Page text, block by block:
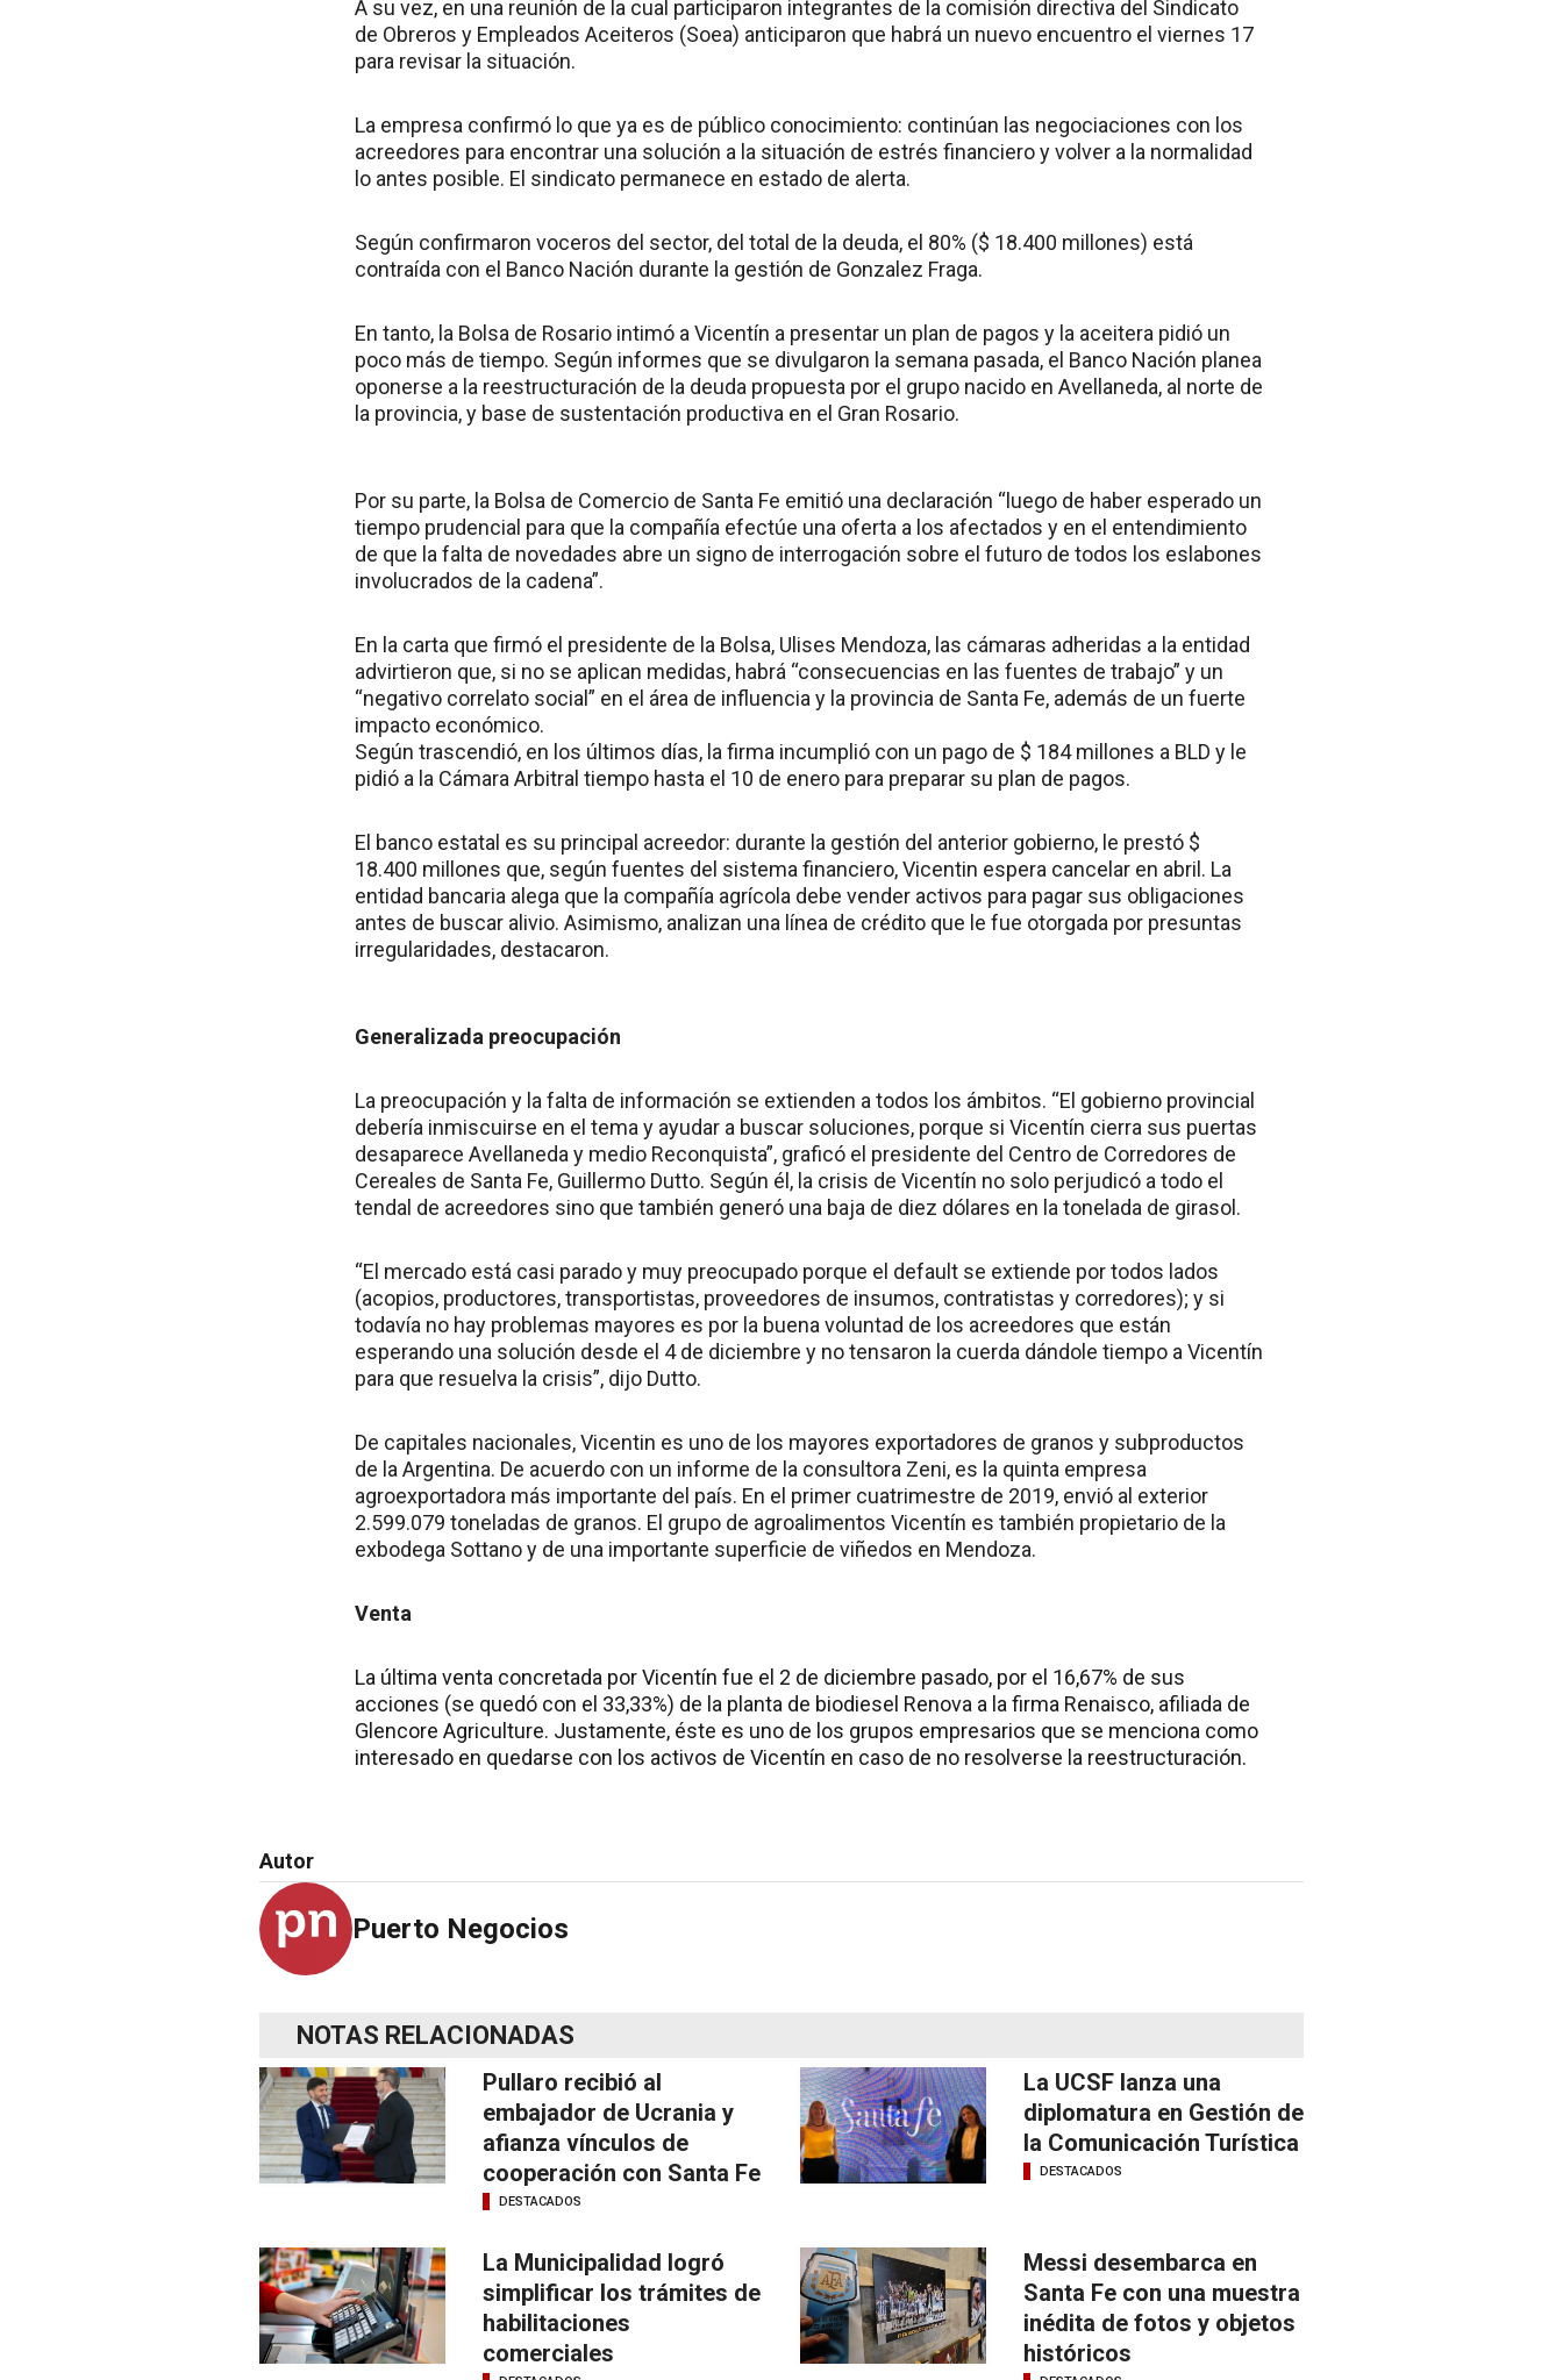
A su vez, en una reunión de la cual participaron integrantes de la comisión directiva del Sindicato
de Obreros y Empleados Aceiteros (Soea) anticiparon que habrá un nuevo encuentro el viernes 17
para revisar la situación.
La empresa confirmó lo que ya es de público conocimiento: continúan las negociaciones con los
acreedores para encontrar una solución a la situación de estrés financiero y volver a la normalidad
lo antes posible. El sindicato permanece en estado de alerta.
Según confirmaron voceros del sector, del total de la deuda, el 80% ($ 18.400 millones) está
contraída con el Banco Nación durante la gestión de Gonzalez Fraga.
En tanto, la Bolsa de Rosario intimó a Vicentín a presentar un plan de pagos y la aceitera pidió un
poco más de tiempo. Según informes que se divulgaron la semana pasada, el Banco Nación planea
oponerse a la reestructuración de la deuda propuesta por el grupo nacido en Avellaneda, al norte de
la provincia, y base de sustentación productiva en el Gran Rosario.
Por su parte, la Bolsa de Comercio de Santa Fe emitió una declaración “luego de haber esperado un
tiempo prudencial para que la compañía efectúe una oferta a los afectados y en el entendimiento
de que la falta de novedades abre un signo de interrogación sobre el futuro de todos los eslabones
involucrados de la cadena”.
En la carta que firmó el presidente de la Bolsa, Ulises Mendoza, las cámaras adheridas a la entidad
advirtieron que, si no se aplican medidas, habrá “consecuencias en las fuentes de trabajo” y un
“negativo correlato social” en el área de influencia y la provincia de Santa Fe, además de un fuerte
impacto económico.
Según trascendió, en los últimos días, la firma incumplió con un pago de $ 184 millones a BLD y le
pidió a la Cámara Arbitral tiempo hasta el 10 de enero para preparar su plan de pagos.
El banco estatal es su principal acreedor: durante la gestión del anterior gobierno, le prestó $
18.400 millones que, según fuentes del sistema financiero, Vicentin espera cancelar en abril. La
entidad bancaria alega que la compañía agrícola debe vender activos para pagar sus obligaciones
antes de buscar alivio. Asimismo, analizan una línea de crédito que le fue otorgada por presuntas
irregularidades, destacaron.
Generalizada preocupación
La preocupación y la falta de información se extienden a todos los ámbitos. “El gobierno provincial
debería inmiscuirse en el tema y ayudar a buscar soluciones, porque si Vicentín cierra sus puertas
desaparece Avellaneda y medio Reconquista”, graficó el presidente del Centro de Corredores de
Cereales de Santa Fe, Guillermo Dutto. Según él, la crisis de Vicentín no solo perjudicó a todo el
tendal de acreedores sino que también generó una baja de diez dólares en la tonelada de girasol.
“El mercado está casi parado y muy preocupado porque el default se extiende por todos lados
(acopios, productores, transportistas, proveedores de insumos, contratistas y corredores); y si
todavía no hay problemas mayores es por la buena voluntad de los acreedores que están
esperando una solución desde el 4 de diciembre y no tensaron la cuerda dándole tiempo a Vicentín
para que resuelva la crisis”, dijo Dutto.
De capitales nacionales, Vicentin es uno de los mayores exportadores de granos y subproductos
de la Argentina. De acuerdo con un informe de la consultora Zeni, es la quinta empresa
agroexportadora más importante del país. En el primer cuatrimestre de 2019, envió al exterior
2.599.079 toneladas de granos. El grupo de agroalimentos Vicentín es también propietario de la
exbodega Sottano y de una importante superficie de viñedos en Mendoza.
Venta
La última venta concretada por Vicentín fue el 2 de diciembre pasado, por el 16,67% de sus
acciones (se quedó con el 33,33%) de la planta de biodiesel Renova a la firma Renaisco, afiliada de
Glencore Agriculture. Justamente, éste es uno de los grupos empresarios que se menciona como
interesado en quedarse con los activos de Vicentín en caso de no resolverse la reestructuración.
Autor
Puerto Negocios
NOTAS RELACIONADAS
Pullaro recibió al
embajador de Ucrania y
afianza vínculos de
cooperación con Santa Fe
DESTACADOS
La UCSF lanza una
diplomatura en Gestión de
la Comunicación Turística
DESTACADOS
La Municipalidad logró
simplificar los trámites de
habilitaciones
comerciales
Messi desembarca en
Santa Fe con una muestra
inédita de fotos y objetos
históricos